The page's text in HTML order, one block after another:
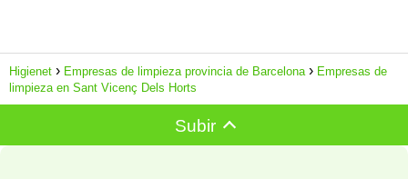
Higienet Empresas de limpieza provincia de Barcelona
Empresas de
limpieza en Sant Vicenç Dels Horts
Subir